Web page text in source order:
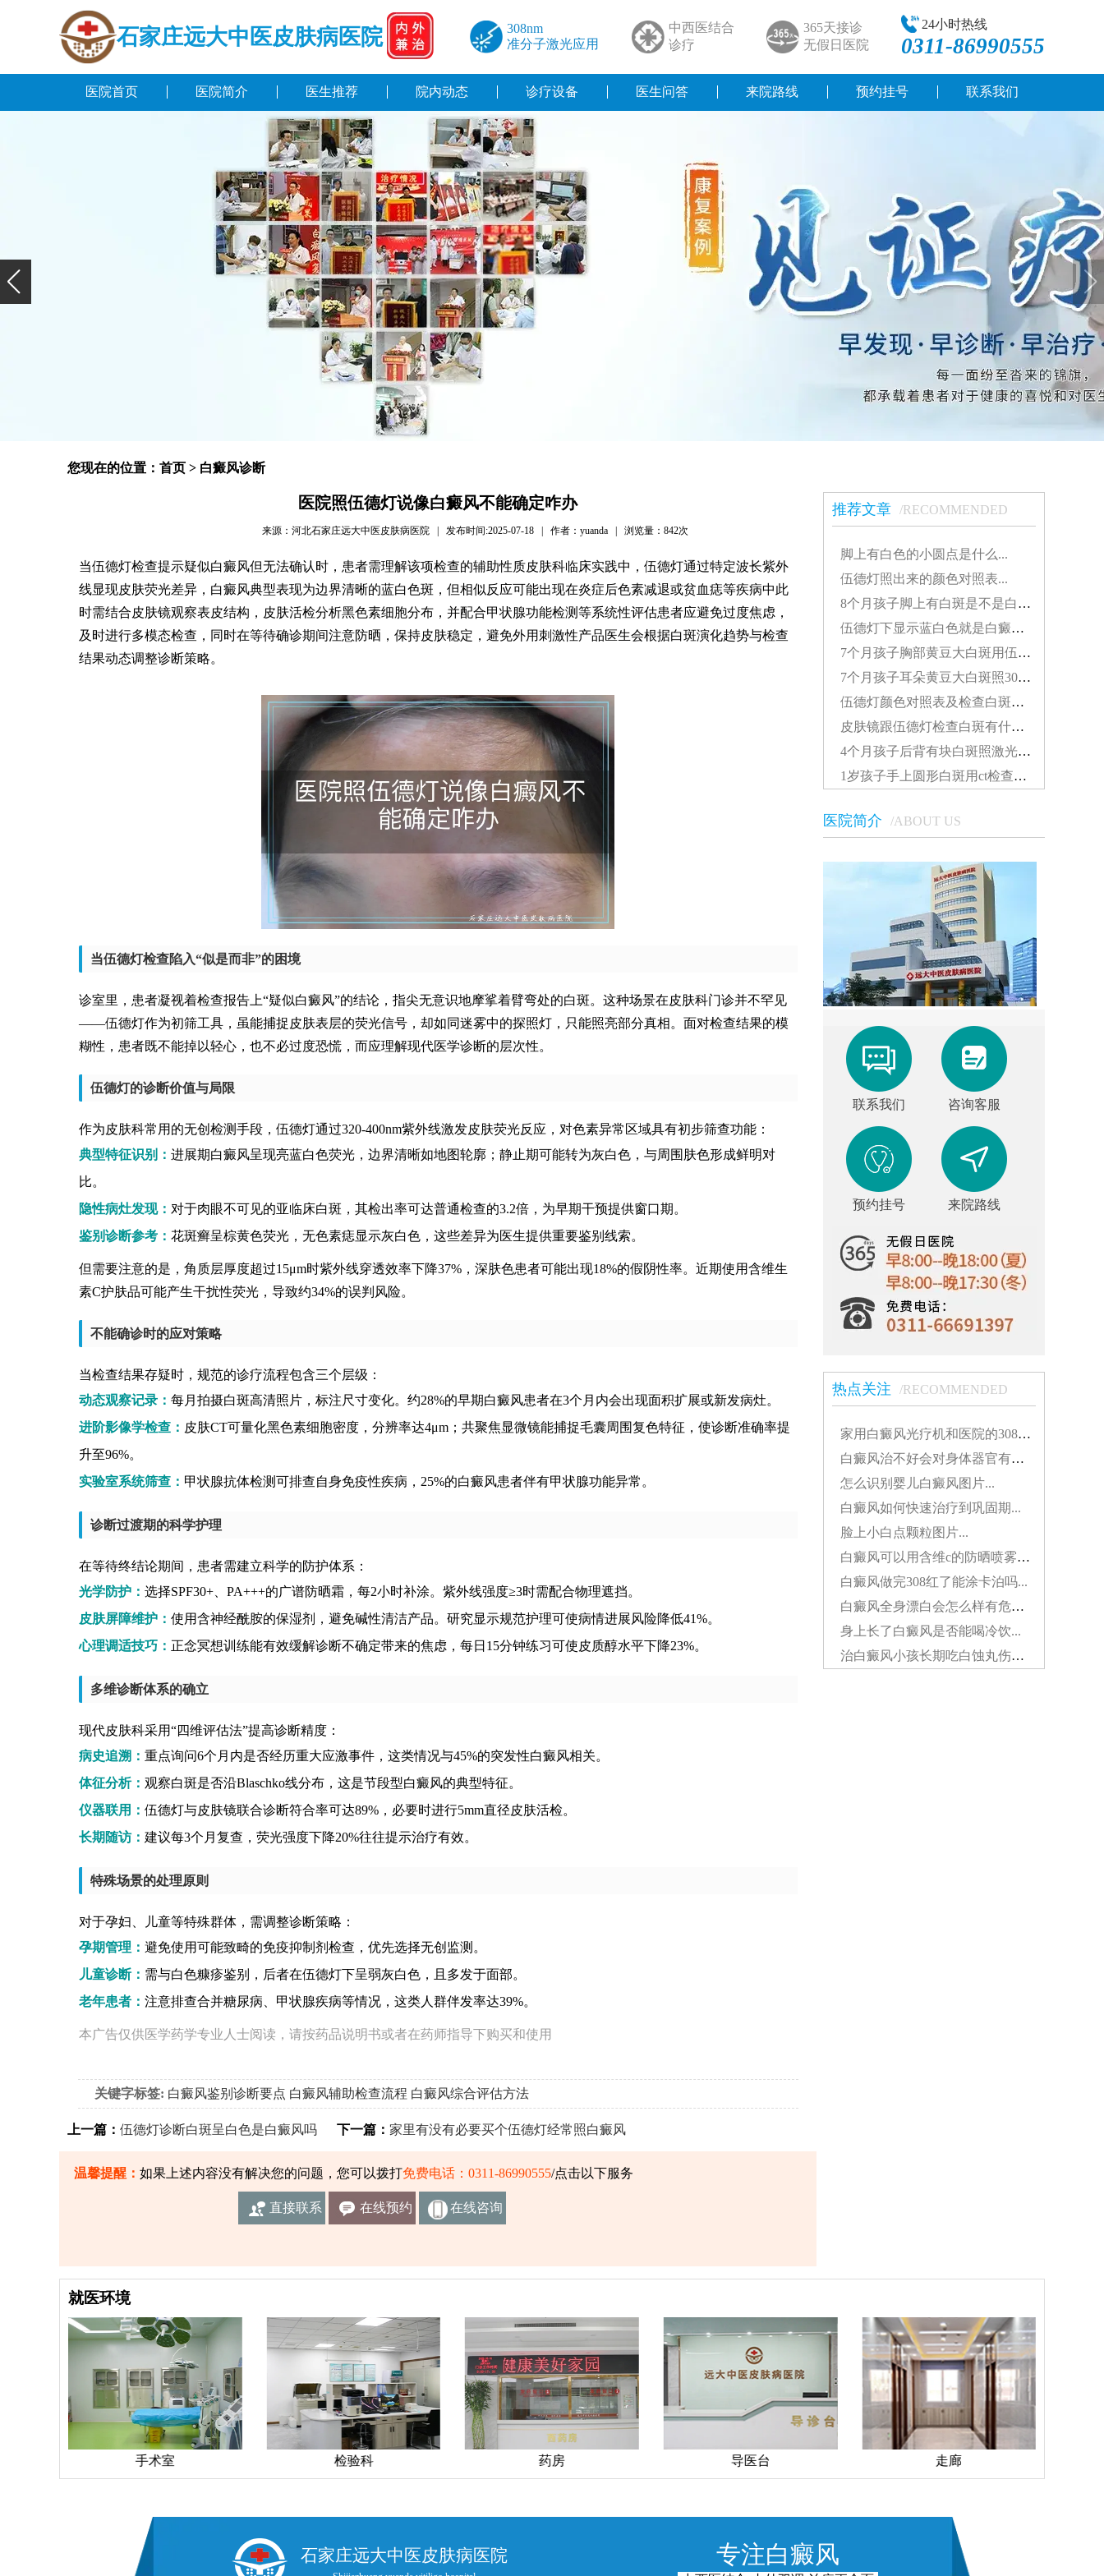
石家庄远大中医皮肤病医院
308nm
准分子激光应用
中西医结合
诊疗
365天接诊
无假日医院
24小时热线
0311-86990555
医院首页 医院简介 医生推荐 院内动态 诊疗设备 医生问答 来院路线 预约挂号 联系我们
您现在的位置： 首页 > 白癜风诊断
医院照伍德灯说像白癜风不能确定咋办
来源：河北石家庄远大中医皮肤病医院 | 发布时间:2025-07-18 | 作者：yuanda | 浏览量： 842次
当伍德灯检查提示疑似白癜风但无法确认时，患者需理解该项检查的辅助性质皮肤科临床实践中，伍德灯通过特定波长紫外
线显现皮肤荧光差异，白癜风典型表现为边界清晰的蓝白色斑，但相似反应可能出现在炎症后色素减退或贫血痣等疾病中此
时需结合皮肤镜观察表皮结构，皮肤活检分析黑色素细胞分布，并配合甲状腺功能检测等系统性评估患者应避免过度焦虑，
及时进行多模态检查，同时在等待确诊期间注意防晒，保持皮肤稳定，避免外用刺激性产品医生会根据白斑演化趋势与检查
结果动态调整诊断策略。
当伍德灯检查陷入“似是而非”的困境
诊室里，患者凝视着检查报告上“疑似白癜风”的结论，指尖无意识地摩挲着臂弯处的白斑。这种场景在皮肤科门诊并不罕见
——伍德灯作为初筛工具，虽能捕捉皮肤表层的荧光信号，却如同迷雾中的探照灯，只能照亮部分真相。面对检查结果的模
糊性，患者既不能掉以轻心，也不必过度恐慌，而应理解现代医学诊断的层次性。
伍德灯的诊断价值与局限
作为皮肤科常用的无创检测手段，伍德灯通过320-400nm紫外线激发皮肤荧光反应，对色素异常区域具有初步筛查功能：
典型特征识别： 进展期白癜风呈现亮蓝白色荧光，边界清晰如地图轮廓；静止期可能转为灰白色，与周围肤色形成鲜明对
比。
隐性病灶发现： 对于肉眼不可见的亚临床白斑，其检出率可达普通检查的3.2倍，为早期干预提供窗口期。
鉴别诊断参考： 花斑癣呈棕黄色荧光，无色素痣显示灰白色，这些差异为医生提供重要鉴别线索。
但需要注意的是，角质层厚度超过15μm时紫外线穿透效率下降37%，深肤色患者可能出现18%的假阴性率。近期使用含维生
素C护肤品可能产生干扰性荧光，导致约34%的误判风险。
不能确诊时的应对策略
当检查结果存疑时，规范的诊疗流程包含三个层级：
动态观察记录： 每月拍摄白斑高清照片，标注尺寸变化。约28%的早期白癜风患者在3个月内会出现面积扩展或新发病灶。
进阶影像学检查： 皮肤CT可量化黑色素细胞密度，分辨率达4μm；共聚焦显微镜能捕捉毛囊周围复色特征，使诊断准确率提
升至96%。
实验室系统筛查： 甲状腺抗体检测可排查自身免疫性疾病，25%的白癜风患者伴有甲状腺功能异常。
诊断过渡期的科学护理
在等待终结论期间，患者需建立科学的防护体系：
光学防护： 选择SPF30+、PA+++的广谱防晒霜，每2小时补涂。紫外线强度≥3时需配合物理遮挡。
皮肤屏障维护： 使用含神经酰胺的保湿剂，避免碱性清洁产品。研究显示规范护理可使病情进展风险降低41%。
心理调适技巧： 正念冥想训练能有效缓解诊断不确定带来的焦虑，每日15分钟练习可使皮质醇水平下降23%。
多维诊断体系的确立
现代皮肤科采用“四维评估法”提高诊断精度：
病史追溯： 重点询问6个月内是否经历重大应激事件，这类情况与45%的突发性白癜风相关。
体征分析： 观察白斑是否沿Blaschko线分布，这是节段型白癜风的典型特征。
仪器联用： 伍德灯与皮肤镜联合诊断符合率可达89%，必要时进行5mm直径皮肤活检。
长期随访： 建议每3个月复查，荧光强度下降20%往往提示治疗有效。
特殊场景的处理原则
对于孕妇、儿童等特殊群体，需调整诊断策略：
孕期管理： 避免使用可能致畸的免疫抑制剂检查，优先选择无创监测。
儿童诊断： 需与白色糠疹鉴别，后者在伍德灯下呈弱灰白色，且多发于面部。
老年患者： 注意排查合并糖尿病、甲状腺疾病等情况，这类人群伴发率达39%。
本广告仅供医学药学专业人士阅读，请按药品说明书或者在药师指导下购买和使用
关键字标签: 白癜风鉴别诊断要点 白癜风辅助检查流程 白癜风综合评估方法
上一篇： 伍德灯诊断白斑呈白色是白癜风吗 下一篇： 家里有没有必要买个伍德灯经常照白癜风
温馨提醒：如果上述内容没有解决您的问题，您可以拨打免费电话：0311-86990555/点击以下服务
直接联系 在线预约 在线咨询
推荐文章 /RECOMMENDED
脚上有白色的小圆点是什么...
伍德灯照出来的颜色对照表...
8个月孩子脚上有白斑是不是白癜风怎么治疗好...
伍德灯下显示蓝白色就是白癜风吗...
7个月孩子胸部黄豆大白斑用伍德灯能检查出来吗...
7个月孩子耳朵黄豆大白斑照308激光发红对患处好不好...
伍德灯颜色对照表及检查白斑准确性探讨...
皮肤镜跟伍德灯检查白斑有什么差别...
4个月孩子后背有块白斑照激光多久能看到效果...
1岁孩子手上圆形白斑用ct检查准还是伍德灯准确...
医院简介 /ABOUT US
联系我们 咨询客服
预约挂号 来院路线
热点关注 /RECOMMENDED
家用白癜风光疗机和医院的308有什么不同...
白癜风治不好会对身体器官有影响吗...
怎么识别婴儿白癜风图片...
白癜风如何快速治疗到巩固期...
脸上小白点颗粒图片...
白癜风可以用含维c的防晒喷雾吗...
白癜风做完308红了能涂卡泊吗...
白癜风全身漂白会怎么样有危害吗...
身上长了白癜风是否能喝冷饮...
治白癜风小孩长期吃白蚀丸伤肝吗...
就医环境
手术室 检验科 药房 导医台 走廊
石家庄远大中医皮肤病医院 专注白癜风